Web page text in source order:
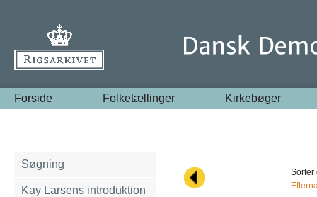
Forside Folketællinger Kirkebøger
Søgning
Kay Larsens introduktion
Sorter